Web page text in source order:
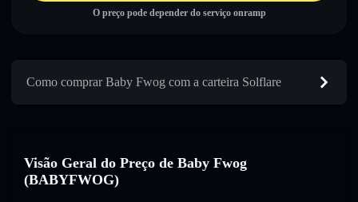
O preço pode depender do serviço onramp
Como comprar Baby Fwog com a carteira Solflare
Visão Geral do Preço de Baby Fwog
(BABYFWOG)